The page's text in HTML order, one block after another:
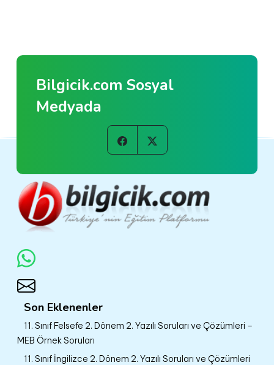
Bilgicik.com Sosyal
Medyada
Son Eklenenler
11. Sınıf Felsefe 2. Dönem 2. Yazılı Soruları ve Çözümleri –
MEB Örnek Soruları
11. Sınıf İngilizce 2. Dönem 2. Yazılı Soruları ve Çözümleri